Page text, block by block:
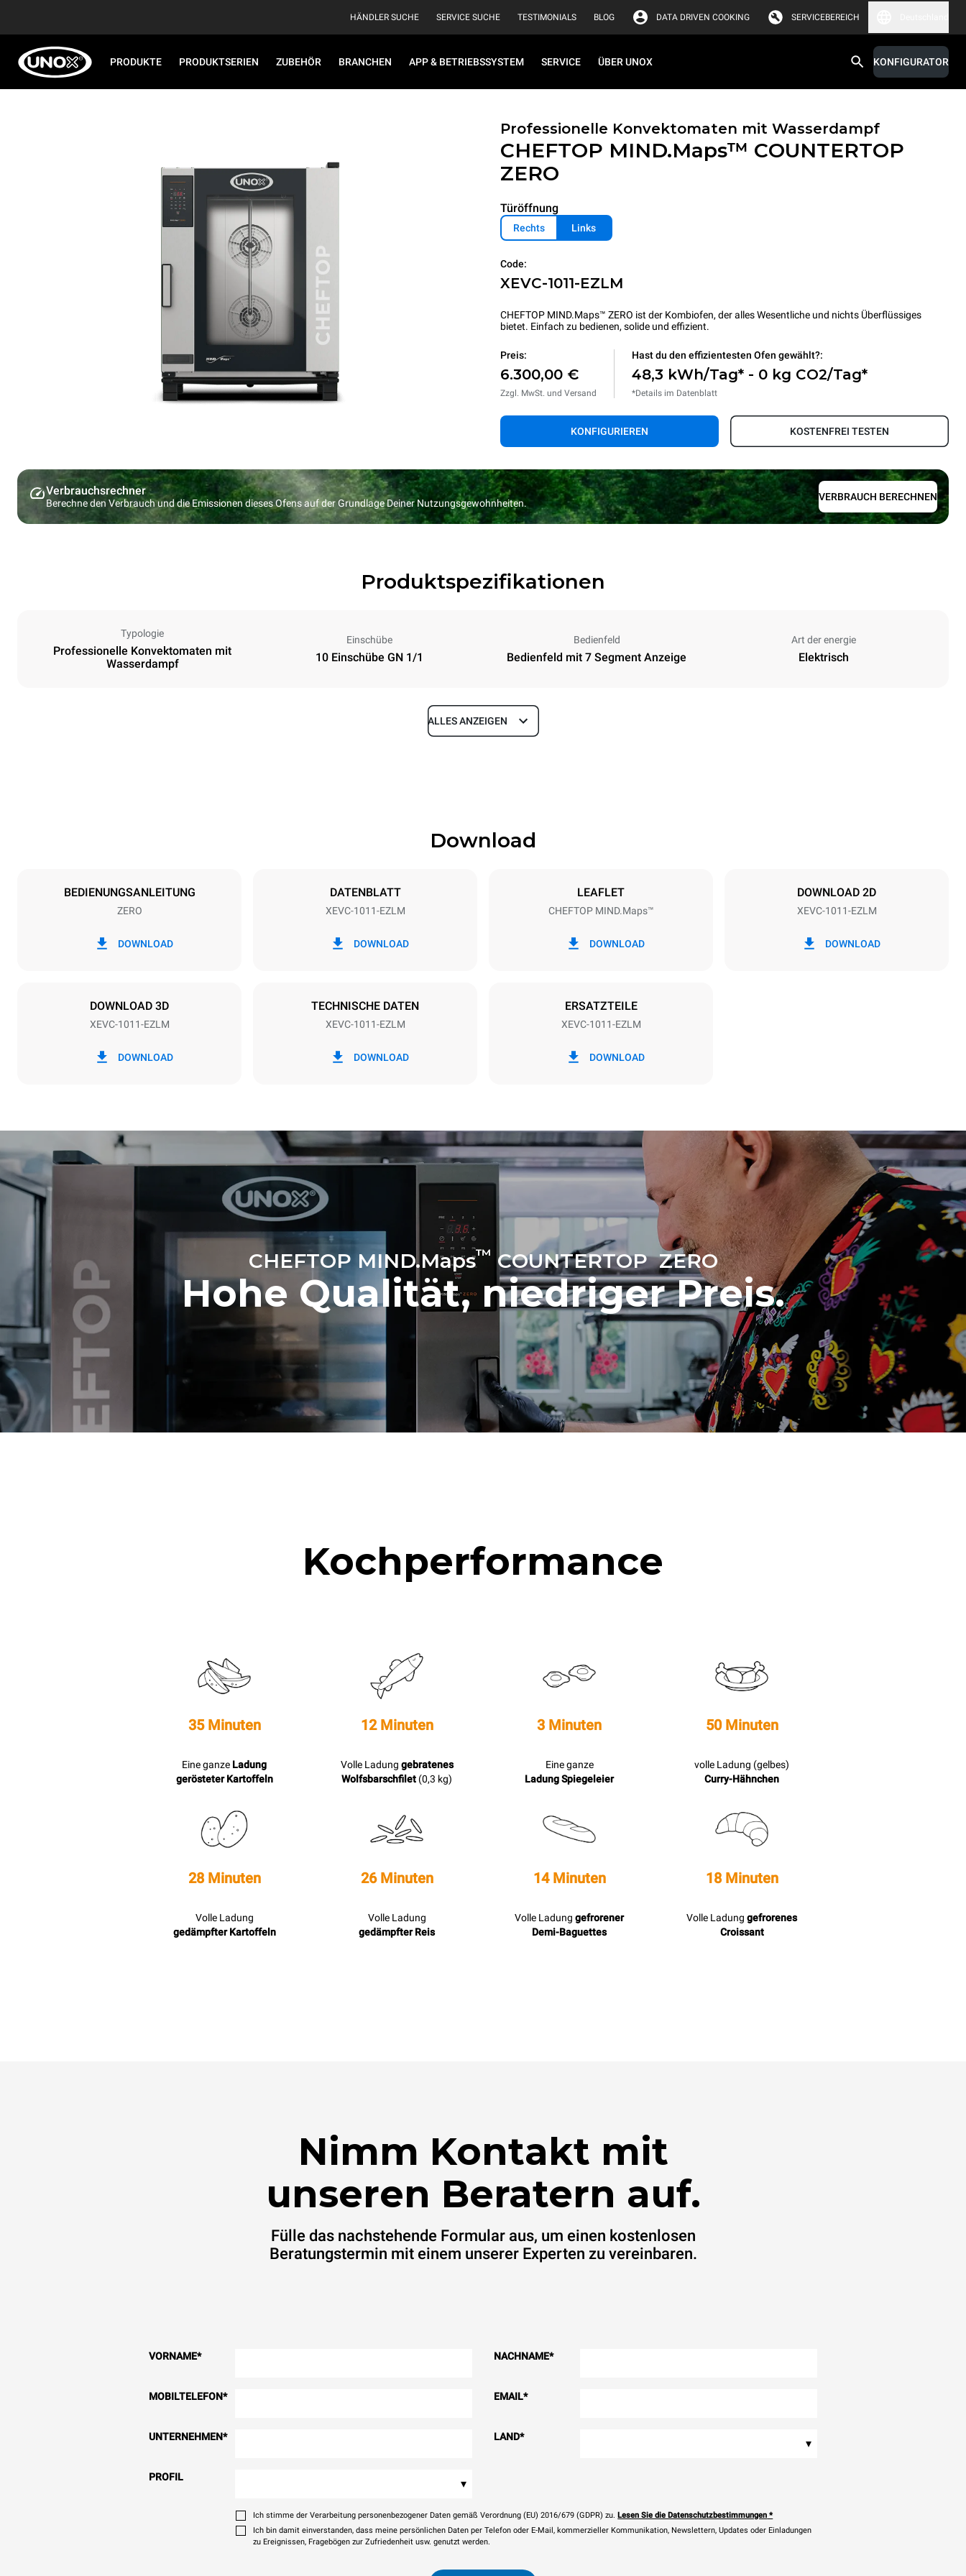
HÄNDLER SUCHE SERVICE SUCHE TESTIMONIALS BLOG DATA DRIVEN COOKING SERVICEBEREICH
PRODUKTE PRODUKTSERIEN ZUBEHÖR BRANCHEN APP & BETRIEBSSYSTEM SERVICE ÜBER UNOX KONFIGURATOR
Professionelle Konvektomaten mit Wasserdampf
CHEFTOP MIND.Maps™ COUNTERTOP
ZERO
Türöffnung
Rechts Links
Code:
XEVC-1011-EZLM
CHEFTOP MIND.Maps™ ZERO ist der Kombiofen, der alles Wesentliche und nichts Überflüssiges
bietet. Einfach zu bedienen, solide und effizient.
Preis:
6.300,00 €
Zzgl. MwSt. und Versand
Hast du den effizientesten Ofen gewählt?:
48,3 kWh/Tag* - 0 kg CO2/Tag*
*Details im Datenblatt
KONFIGURIEREN KOSTENFREI TESTEN
Verbrauchsrechner
Berechne den Verbrauch und die Emissionen dieses Ofens auf der Grundlage Deiner Nutzungsgewohnheiten.
VERBRAUCH BERECHNEN
Produktspezifikationen
Typologie
Professionelle Konvektomaten mit
Wasserdampf
Einschübe
10 Einschübe GN 1/1
Bedienfeld
Bedienfeld mit 7 Segment Anzeige
Art der energie
Elektrisch
Tiefe
Blechgröße
380-415V 3N~ / 220-240V 3~
angeschlossen ist. Letztere können
eliminiert werden, indem man sich dafür
entscheidet, Energie aus erneuerbaren
Quellen zu kaufen.
ALLES ANZEIGEN
Download
BEDIENUNGSANLEITUNG
ZERO
DOWNLOAD
DATENBLATT
XEVC-1011-EZLM
DOWNLOAD
LEAFLET
CHEFTOP MIND.Maps™
DOWNLOAD
DOWNLOAD 2D
XEVC-1011-EZLM
DOWNLOAD
DOWNLOAD 3D
XEVC-1011-EZLM
DOWNLOAD
TECHNISCHE DATEN
XEVC-1011-EZLM
DOWNLOAD
ERSATZTEILE
XEVC-1011-EZLM
DOWNLOAD
CHEFTOP MIND.Maps™ COUNTERTOP ZERO
Hohe Qualität, niedriger Preis.
Kochperformance
35 Minuten
Eine ganze Ladung
gerösteter Kartoffeln
12 Minuten
Volle Ladung gebratenes
Wolfsbarschfilet (0,3 kg)
3 Minuten
Eine ganze
Ladung Spiegeleier
50 Minuten
volle Ladung (gelbes)
Curry-Hähnchen
28 Minuten
Volle Ladung
gedämpfter Kartoffeln
26 Minuten
Volle Ladung
gedämpfter Reis
14 Minuten
Volle Ladung gefrorener
Demi-Baguettes
18 Minuten
Volle Ladung gefrorenes
Croissant
Nimm Kontakt mit
unseren Beratern auf.
Fülle das nachstehende Formular aus, um einen kostenlosen
Beratungstermin mit einem unserer Experten zu vereinbaren.
VORNAME* NACHNAME*
MOBILTELEFON* EMAIL*
UNTERNEHMEN* LAND* ▾
PROFIL ▾
Ich stimme der Verarbeitung personenbezogener Daten gemäß Verordnung (EU) 2016/679 (GDPR) zu. Lesen Sie die Datenschutzbestimmungen *
Ich bin damit einverstanden, dass meine persönlichen Daten per Telefon oder E-Mail, kommerzieller Kommunikation, Newslettern, Updates oder Einladungen
zu Ereignissen, Fragebögen zur Zufriedenheit usw. genutzt werden.